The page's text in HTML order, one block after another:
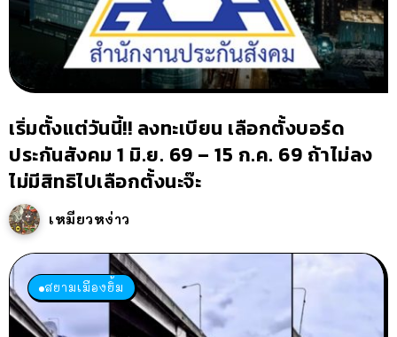
เริ่มตั้งแต่วันนี้!! ลงทะเบียน เลือกตั้งบอร์ด
ประกันสังคม 1 มิ.ย. 69 – 15 ก.ค. 69 ถ้าไม่ลง
ไม่มีสิทธิไปเลือกตั้งนะจ๊ะ
เหมียวหง่าว
สยามเมืองยิ้ม